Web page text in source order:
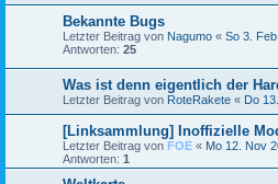
Bekannte Bugs
Letzter Beitrag von Nagumo « So 3.
Antworten: 25
Was ist denn eigentlich der
Letzter Beitrag von RoteRakete « Do
[Linksammlung] Inoffizielle
Letzter Beitrag von FOE « Mo 12. Nov
Antworten: 1